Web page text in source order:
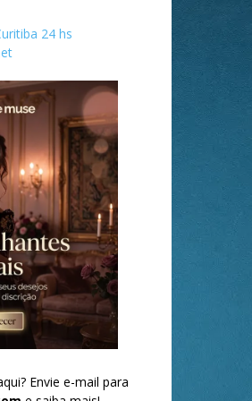
24 hs
Envie e-mail para